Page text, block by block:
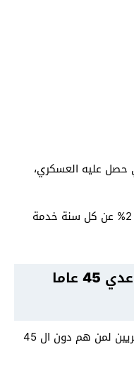
حصل عليه العسكري،
إضافة إلى ذلك الراتب الشهري 2% عن كل سنة خدمة
45 عاما
طريقة حساب الراتب التقاعدي للعسكريين لمن هم دون ال 45